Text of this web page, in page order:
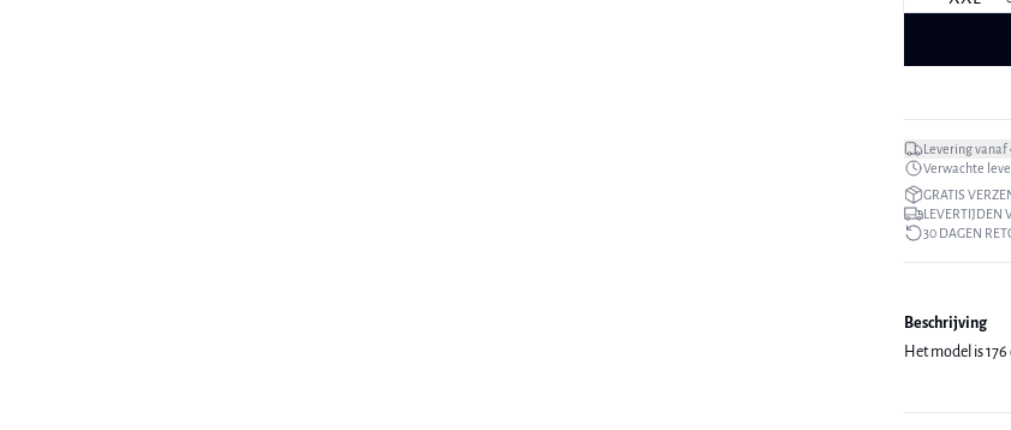
Levering vanaf
Verwachte
GRATIS
LEVERTIJDEN
30 DAGEN
Beschrijving
Het model is